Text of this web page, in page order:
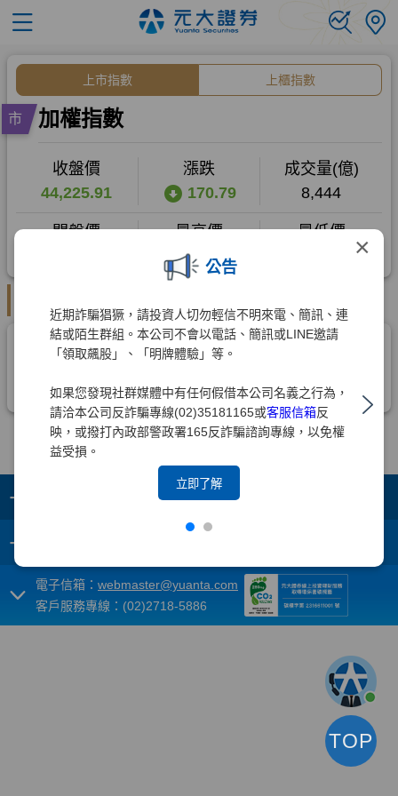
×
公告
近期詐騙猖獗，請投資人切勿輕信不明來電、簡訊、連
結或陌生群組。本公司不會以電話、簡訊或LINE邀請
「領取飆股」、「明牌體驗」等。
如果您發現社群媒體中有任何假借本公司名義之行為，
請洽本公司反詐騙專線(02)35181165或客服信箱反
映，或撥打內政部警政署165反詐騙諮詢專線，以免權
益受損。
立即了解
+
+
電子信箱： webmaster@yuanta.com
客戶服務專線：(02)2718-5886
TOP